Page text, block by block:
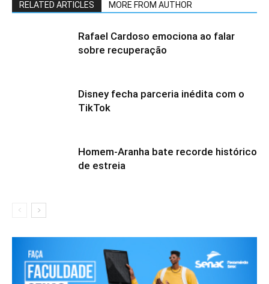
RELATED ARTICLES MORE FROM AUTHOR
Rafael Cardoso emociona ao falar
sobre recuperação
Disney fecha parceria inédita com o
TikTok
Homem-Aranha bate recorde histórico
de estreia